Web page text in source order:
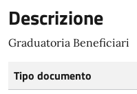
Descrizione
Graduatoria Beneficiari
Tipo documento